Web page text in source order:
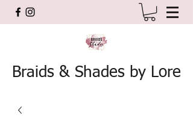
Braids & Shades by Lore